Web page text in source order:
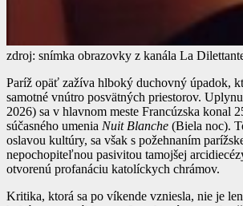
zdroj: snímka obrazovky z kanála La
Paríž opäť zažíva hlboký duchovný úpadok,
samotné vnútro posvätných priestorov.
2026) sa v hlavnom meste Francúzska konal
súčasného umenia Nuit Blanche (Biela noc).
oslavou kultúry, sa však s požehnaním
nepochopiteľnou pasivitou tamojšej
otvorenú profanáciu katolíckych chrámov.
Kritika, ktorá sa po víkende vzniesla, nie je